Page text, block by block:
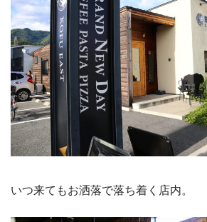
いつ来てもお洒落で落ち着く店内。